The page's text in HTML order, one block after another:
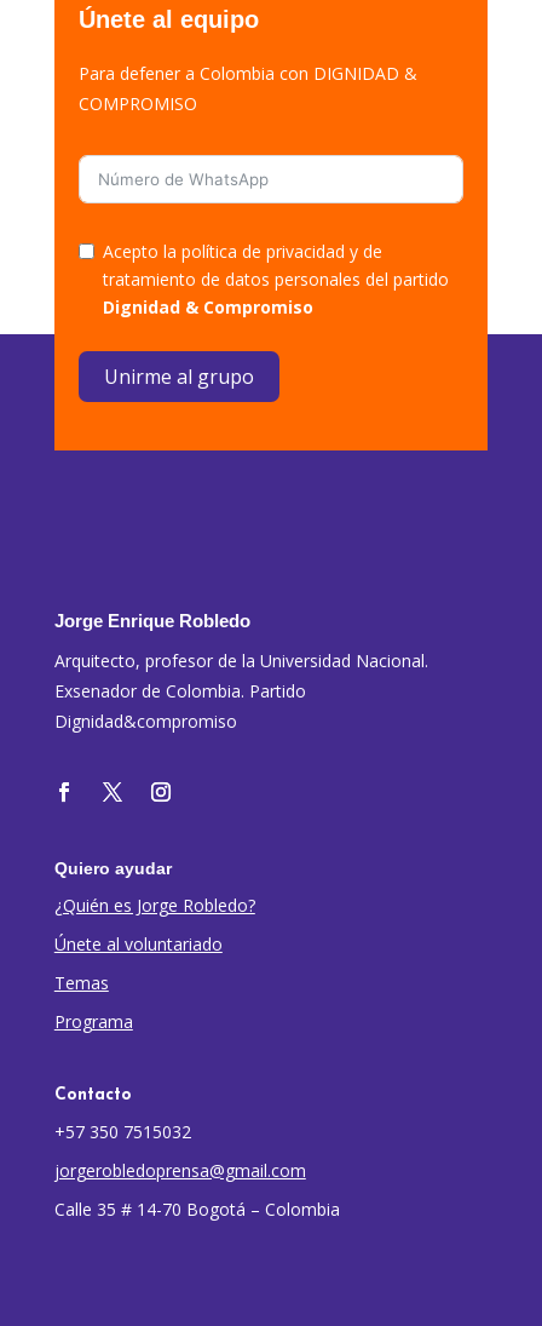
Únete al equipo
Para defener a Colombia con DIGNIDAD &
COMPROMISO
Acepto la política de privacidad y de
tratamiento de datos personales del partido
Dignidad & Compromiso
Unirme al grupo
Jorge Enrique Robledo
Arquitecto, profesor de la Universidad Nacional.
Exsenador de Colombia. Partido
Dignidad&compromiso
Quiero ayudar
¿Quién es Jorge Robledo?
Únete al voluntariado
Temas
Programa
Contacto
+57 350 7515032
jorgerobledoprensa@gmail.com
Calle 35 # 14-70 Bogotá – Colombia